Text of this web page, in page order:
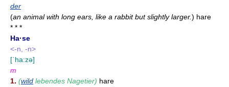
der
(an animal with long ears, like a rabbit but slightly larger.) hare
* * *
Ha·se
<-n, -n>
[ˈha:zə]
m
1. (wild lebendes Nagetier) hare